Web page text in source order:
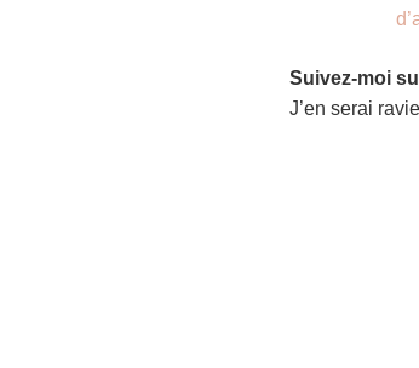
Suivez-moi
J’en serai